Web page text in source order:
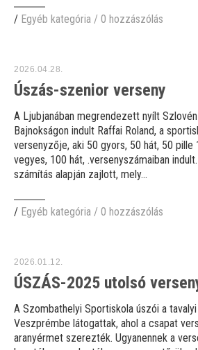
/ Egyéb kategória / 0 hozzászólás
2026.04.28.
Úszás-szenior verseny
A Ljubjanában megrendezett nyílt
Bajnokságon indult Raffai Roland, a
versenyzője, aki 50 gyors, 50 hát, 50 pille
vegyes, 100 hát, .versenyszámaiban
számítás alapján zajlott, mely...
/ Egyéb kategória / 0 hozzászólás
2026.01.12.
ÚSZÁS-2025 utolsó
A Szombathelyi Sportiskola úszói a
Veszprémbe látogattak, ahol a csapat
aranyérmet szerezték. Ugyanennek a